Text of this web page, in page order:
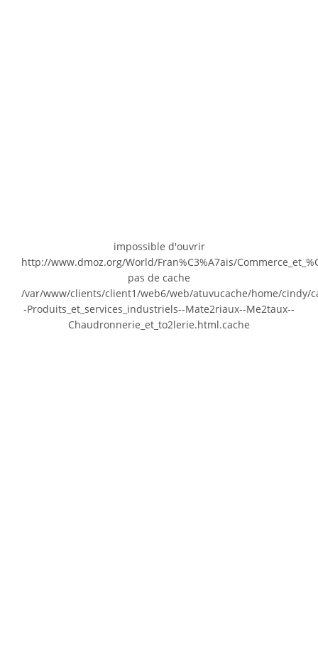
impossible d'ouvrir
http://www.dmoz.org/World/Fran%C3%A7ais/
pas de cache
/var/www/clients/client1/web6/web/atuvucache/home/cindy/
-Produits_et_services_industriels--Mate2riaux--Me2taux--
Chaudronnerie_et_to2lerie.html.cache